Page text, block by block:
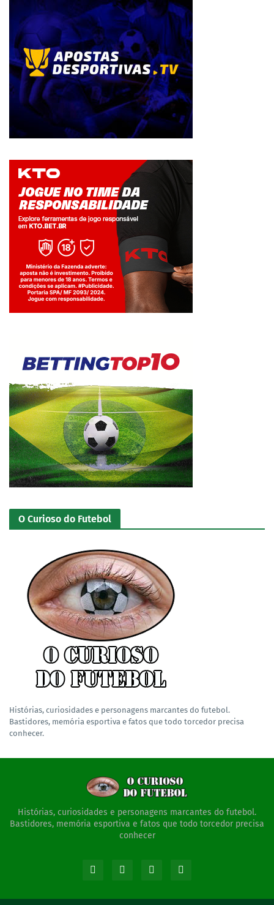
Jogue com responsabilidade. 18+
O Curioso do Futebol
Histórias, curiosidades e personagens marcantes do futebol.
Bastidores, memória esportiva e fatos que todo torcedor precisa
conhecer.
Histórias, curiosidades e personagens marcantes do futebol.
Bastidores, memória esportiva e fatos que todo torcedor precisa
conhecer